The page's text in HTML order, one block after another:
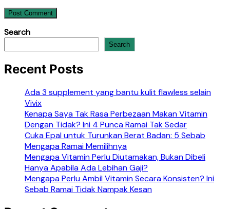
Search
Search
Recent Posts
Ada 3 supplement yang bantu kulit flawless selain
Vivix
Kenapa Saya Tak Rasa Perbezaan Makan Vitamin
Dengan Tidak? Ini 4 Punca Ramai Tak Sedar
Cuka Epal untuk Turunkan Berat Badan: 5 Sebab
Mengapa Ramai Memilihnya
Mengapa Vitamin Perlu Diutamakan, Bukan Dibeli
Hanya Apabila Ada Lebihan Gaji?
Mengapa Perlu Ambil Vitamin Secara Konsisten? Ini
Sebab Ramai Tidak Nampak Kesan